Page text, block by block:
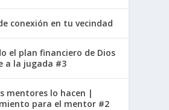
conexión en tu vecindad
el plan financiero de Dios
a la jugada #3
mentores lo hacen |
para el mentor #2